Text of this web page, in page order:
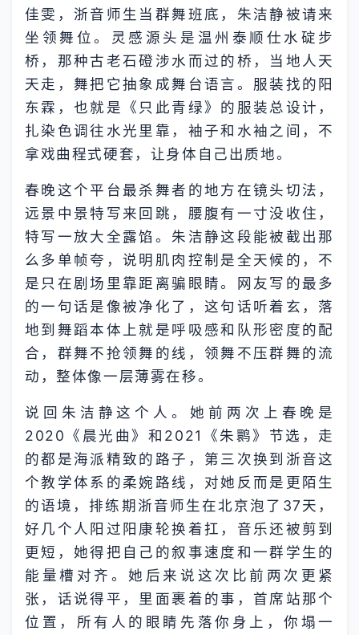
佳雯，浙音师生当群舞班底，朱洁静被请来
坐领舞位。灵感源头是温州泰顺仕水碇步
桥，那种古老石磴涉水而过的桥，当地人天
天走，舞把它抽象成舞台语言。服装找的阳
东霖，也就是《只此青绿》的服装总设计，
扎染色调往水光里靠，袖子和水袖之间，不
拿戏曲程式硬套，让身体自己出质地。
春晚这个平台最杀舞者的地方在镜头切法，
远景中景特写来回跳，腰腹有一寸没收住，
特写一放大全露馅。朱洁静这段能被截出那
么多单帧夸，说明肌肉控制是全天候的，不
是只在剧场里靠距离骗眼睛。网友写的最多
的一句话是像被净化了，这句话听着玄，落
地到舞蹈本体上就是呼吸感和队形密度的配
合，群舞不抢领舞的线，领舞不压群舞的流
动，整体像一层薄雾在移。
说回朱洁静这个人。她前两次上春晚是
2020《晨光曲》和2021《朱鹮》节选，走
的都是海派精致的路子，第三次换到浙音这
个教学体系的柔婉路线，对她反而是更陌生
的语境，排练期浙音师生在北京泡了37天，
好几个人阳过阳康轮换着扛，音乐还被剪到
更短，她得把自己的叙事速度和一群学生的
能量槽对齐。她后来说这次比前两次更紧
张，话说得平，里面裹着的事，首席站那个
位置，所有人的眼睛先落你身上，你塌一